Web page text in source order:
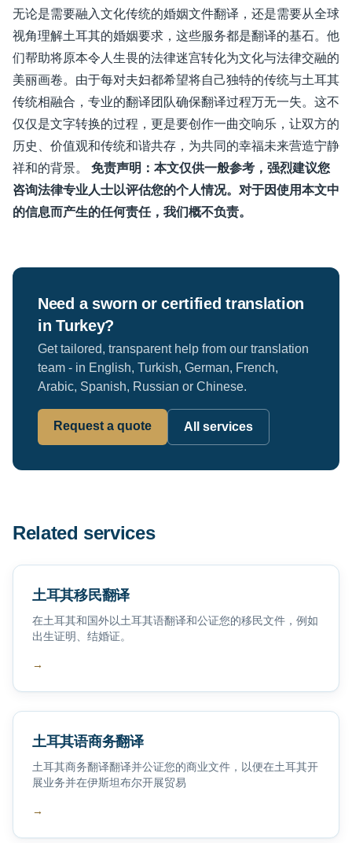
无论是需要融入文化传统的婚姻文件翻译，还是需要从全球
视角理解土耳其的婚姻要求，这些服务都是翻译的基石。他
们帮助将原本令人生畏的法律迷宫转化为文化与法律交融的
美丽画卷。由于每对夫妇都希望将自己独特的传统与土耳其
传统相融合，专业的翻译团队确保翻译过程万无一失。这不
仅仅是文字转换的过程，更是要创作一曲交响乐，让双方的
历史、价值观和传统和谐共存，为共同的幸福未来营造宁静
祥和的背景。 免责声明：本文仅供一般参考，强烈建议您
咨询法律专业人士以评估您的个人情况。对于因使用本文中
的信息而产生的任何责任，我们概不负责。
Need a sworn or certified translation
in Turkey?
Get tailored, transparent help from our translation
team - in English, Turkish, German, French,
Arabic, Spanish, Russian or Chinese.
Request a quote All services
Related services
土耳其移民翻译
在土耳其和国外以土耳其语翻译和公证您的移民文件，例如
出生证明、结婚证。
→
土耳其语商务翻译
土耳其商务翻译翻译并公证您的商业文件，以便在土耳其开
展业务并在伊斯坦布尔开展贸易
→